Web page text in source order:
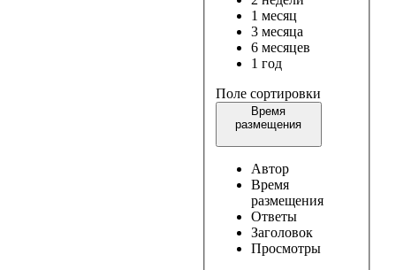
1 месяц
3 месяца
6 месяцев
1 год
Поле сортировки
Время
размещения
Автор
Время
размещения
Ответы
Заголовок
Просмотры